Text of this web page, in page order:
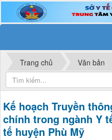
Trang chủ Văn bản
Kế hoạch Truyền
chính trong ngành Y
tế huyện Phù Mỹ